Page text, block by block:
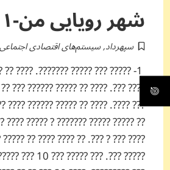
شهر رویایی من-۱
سپهرداد,سیستم‌های اقتصادی اجتماعی
???? ?? ??? ?? ?? ????? ??
?????? ??? ?? ?? ??? ???? ?? ????
?????? ???? ?? ????? ???? ??????
? ????? ???? ???. ?? ????? ?????
???? ?? ????? ?????? ???????? ??